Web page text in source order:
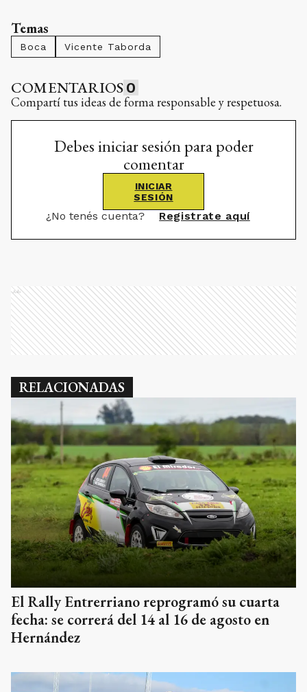
Temas
Boca Vicente Taborda
COMENTARIOS 0
Compartí tus ideas de forma responsable y respetuosa.
Debes iniciar sesión para poder
comentar
INICIAR
SESIÓN
¿No tenés cuenta? Registrate aquí
Ads
RELACIONADAS
El Rally Entrerriano reprogramó su cuarta
fecha: se correrá del 14 al 16 de agosto en
Hernández